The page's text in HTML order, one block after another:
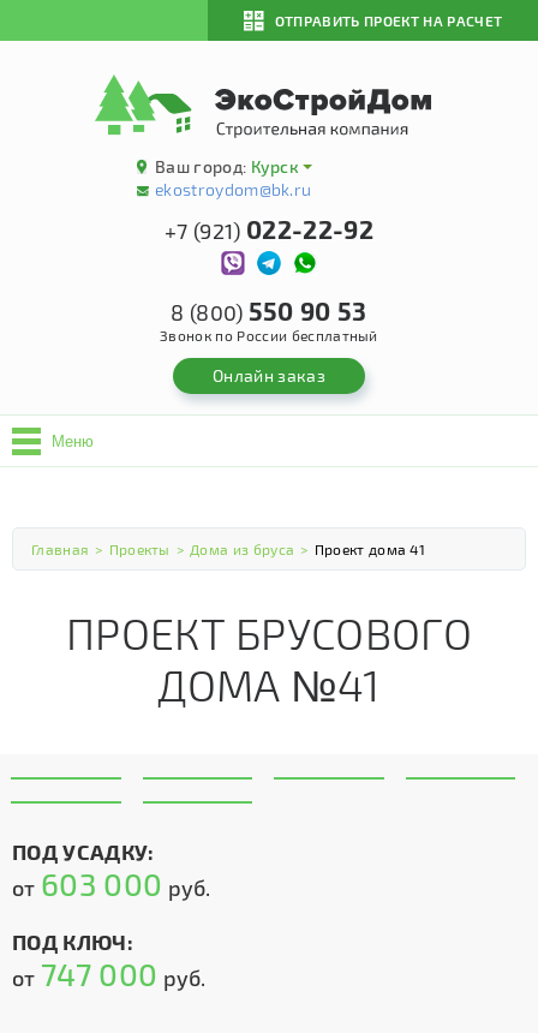
ОТПРАВИТЬ ПРОЕКТ НА РАСЧЕТ
Ваш город: Курск
ekostroydom@bk.ru
+7 (921) 022-22-92
8 (800) 550 90 53
Звонок по России бесплатный
Онлайн заказ
Меню
Главная > Проекты > Дома из бруса > Проект дома 41
ПРОЕКТ БРУСОВОГО
ДОМА №41
ПОД УСАДКУ:
от 603 000 руб.
ПОД КЛЮЧ:
от 747 000 руб.